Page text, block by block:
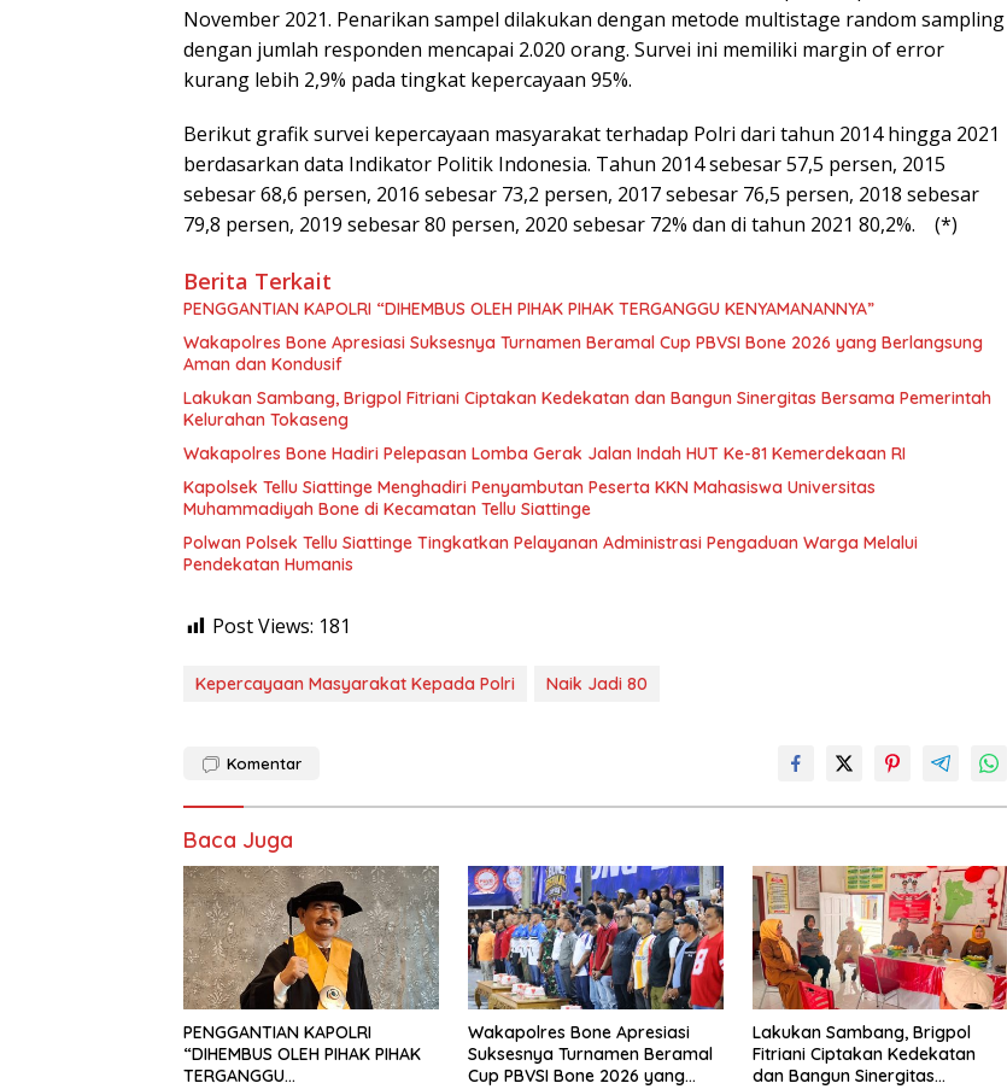
November 2021. Penarikan sampel dilakukan dengan metode multistage random sampling
dengan jumlah responden mencapai 2.020 orang. Survei ini memiliki margin of error
kurang lebih 2,9% pada tingkat kepercayaan 95%.
Berikut grafik survei kepercayaan masyarakat terhadap Polri dari tahun 2014 hingga 2021
berdasarkan data Indikator Politik Indonesia. Tahun 2014 sebesar 57,5 persen, 2015
sebesar 68,6 persen, 2016 sebesar 73,2 persen, 2017 sebesar 76,5 persen, 2018 sebesar
79,8 persen, 2019 sebesar 80 persen, 2020 sebesar 72% dan di tahun 2021 80,2%. (*)
Berita Terkait
PENGGANTIAN KAPOLRI “DIHEMBUS OLEH PIHAK PIHAK TERGANGGU KENYAMANANNYA”
Wakapolres Bone Apresiasi Suksesnya Turnamen Beramal Cup PBVSI Bone 2026 yang Berlangsung
Aman dan Kondusif
Lakukan Sambang, Brigpol Fitriani Ciptakan Kedekatan dan Bangun Sinergitas Bersama Pemerintah
Kelurahan Tokaseng
Wakapolres Bone Hadiri Pelepasan Lomba Gerak Jalan Indah HUT Ke-81 Kemerdekaan RI
Kapolsek Tellu Siattinge Menghadiri Penyambutan Peserta KKN Mahasiswa Universitas
Muhammadiyah Bone di Kecamatan Tellu Siattinge
Polwan Polsek Tellu Siattinge Tingkatkan Pelayanan Administrasi Pengaduan Warga Melalui
Pendekatan Humanis
Post Views: 181
Kepercayaan Masyarakat Kepada Polri Naik Jadi 80
Komentar
Baca Juga
PENGGANTIAN KAPOLRI
“DIHEMBUS OLEH PIHAK PIHAK
TERGANGGU
Wakapolres Bone Apresiasi
Suksesnya Turnamen Beramal
Cup PBVSI Bone 2026 yang
Lakukan Sambang, Brigpol
Fitriani Ciptakan Kedekatan
dan Bangun Sinergitas